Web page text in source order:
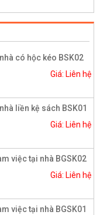
có hộc kéo BSK02
Giá: Liên hệ
liền kệ sách BSK01
Giá: Liên hệ
việc tại nhà BGSK02
Giá: Liên hệ
việc tại nhà BGSK01